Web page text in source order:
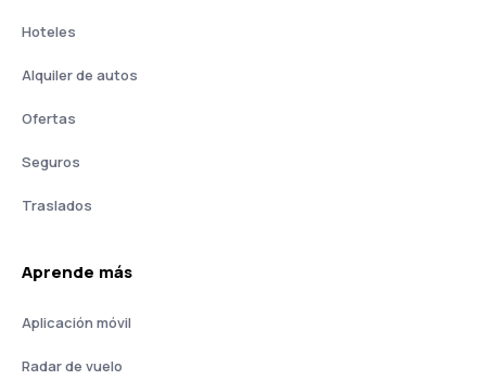
Hoteles
Alquiler de autos
Ofertas
Seguros
Traslados
Aprende más
Aplicación móvil
Radar de vuelo